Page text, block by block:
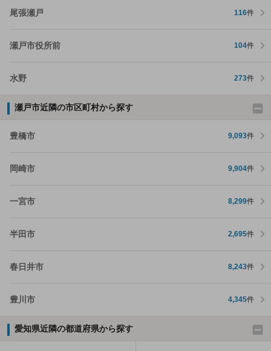
尾張瀬戸 116件
瀬戸市役所前 104件
水野 273件
瀬戸市近隣の市区町村から探す
豊橋市 9,093件
岡崎市 9,904件
一宮市 8,299件
半田市 2,695件
春日井市 8,243件
豊川市 4,345件
愛知県近隣の都道府県から探す